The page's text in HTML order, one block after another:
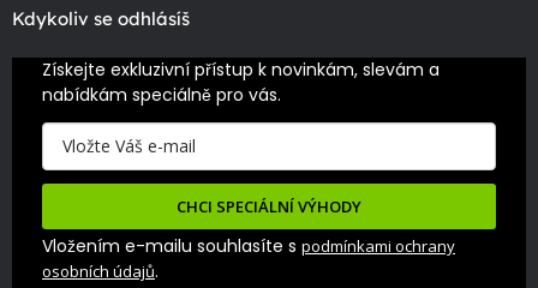
Kdykoliv se odhlásíš
Získejte exkluzivní přístup k novinkám, slevám a
nabídkám speciálně pro vás.
CHCI SPECIÁLNÍ VÝHODY
Vložením e-mailu souhlasíte s podmínkami ochrany
osobních údajů.